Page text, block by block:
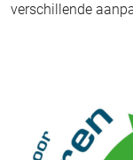
verschillende